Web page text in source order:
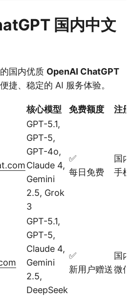
国内中文
国内优质 OpenAI ChatGPT
捷、稳定的 AI 服务体验。
核心模型 免费额度 注
GPT-5.1,
GPT-5,
GPT-4o,
Claude 4,
Gemini
2.5, Grok
3
✅
每日免费
国
手
GPT-5.1,
GPT-5,
Claude 4,
Gemini
2.5,
DeepSeek
✅
新用户赠送
国
微信